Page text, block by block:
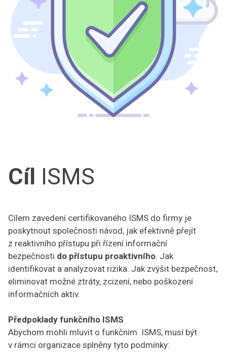
Cíl ISMS
Cílem zavedení certifikovaného ISMS do firmy je
poskytnout společnosti návod, jak efektivně přejít
z reaktivního přístupu při řízení informační
bezpečnosti do přístupu proaktivního. Jak
identifikovat a analyzovat rizika. Jak zvýšit bezpečnost,
eliminovat možné ztráty, zcizení, nebo poškození
informačních aktiv.
Předpoklady funkčního ISMS
Abychom mohli mluvit o funkčním ISMS, musí být
v rámci organizace splněny tyto podmínky: